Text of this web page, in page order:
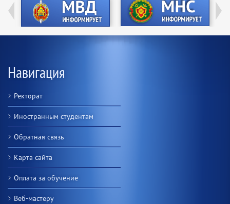
Навигация
Ректорат
Иностранным студентам
Обратная связь
Карта сайта
Оплата за обучение
Веб-мастеру